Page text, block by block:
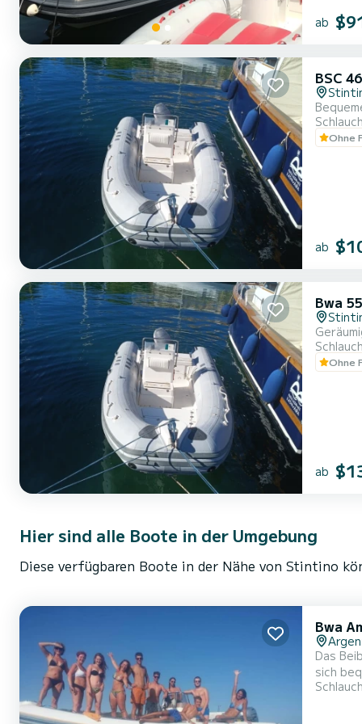
ab
BSC 46
Ohne
ab
Bwa
Ohne
ab
Hier sind alle Boote in der Umgebung
Diese verfügbaren Boote in der Nähe von Stintino
Bwa
Das
sich